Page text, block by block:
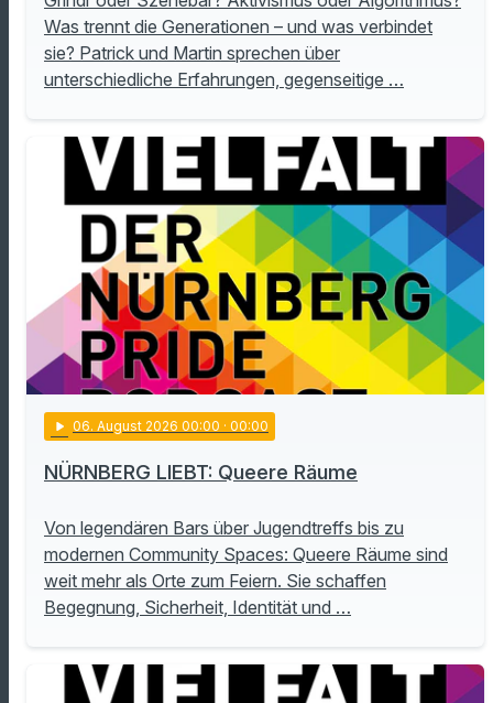
Was trennt die Generationen – und was verbindet
sie? Patrick und Martin sprechen über
unterschiedliche Erfahrungen, gegenseitige …
play_arrow 06. August 2026 00:00 · 00:00
NÜRNBERG LIEBT: Queere Räume
Von legendären Bars über Jugendtreffs bis zu
modernen Community Spaces: Queere Räume sind
weit mehr als Orte zum Feiern. Sie schaffen
Begegnung, Sicherheit, Identität und …